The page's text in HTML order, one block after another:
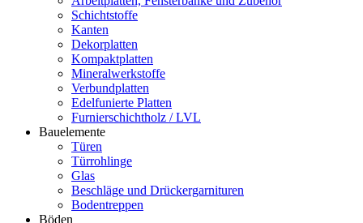
Schichtstoffe
Kanten
Dekorplatten
Kompaktplatten
Mineralwerkstoffe
Verbundplatten
Edelfunierte Platten
Furnierschichtholz / LVL
Bauelemente
Türen
Türrohlinge
Glas
Beschläge und Drückergarnituren
Bodentreppen
Böden